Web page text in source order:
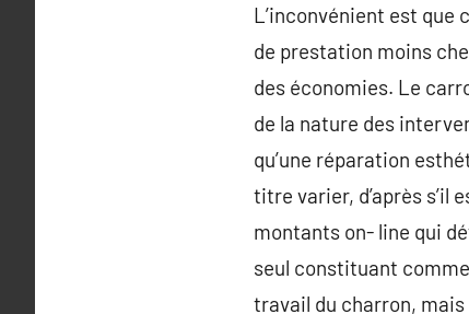
L’inconvénient est que
de prestation moins
des économies. Le
de la nature des
qu’une réparation
titre varier, d’après s’il
montants on- line qui
seul constituant
travail du charron,